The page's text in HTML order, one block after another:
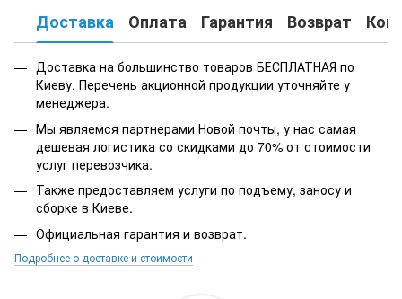
Доставка Оплата Гарантия Возврат
Доставка на большинство товаров БЕСПЛАТНАЯ по
Киеву. Перечень акционной продукции уточняйте у
менеджера.
Мы являемся партнерами Новой почты, у нас самая
дешевая логистика со скидками до 70% от стоимости
услуг перевозчика.
Также предоставляем услуги по подъему, заносу и
сборке в Киеве.
Официальная гарантия и возврат.
Подробнее о доставке и стоимости